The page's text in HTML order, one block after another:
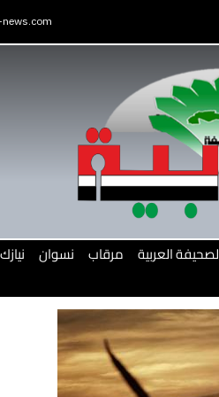
العربية مرقاب نسوان نيازك